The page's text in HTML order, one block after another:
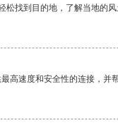
找到目的地，了解当地的风
高速度和安全性的连接，并